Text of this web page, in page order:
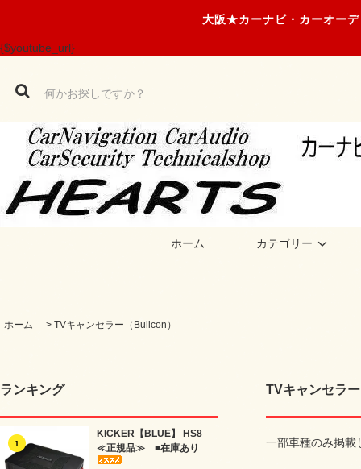
大阪★カーナビ・カーオー
{$youtube_url}
ホーム カテゴリー
ホーム > TVキャンセラー（Bullcon）
ランキング
1
KICKER【BLUE】 HS8
≪正規品≫ ■在庫あり
TVキャンセラ
一部車種のみ掲載